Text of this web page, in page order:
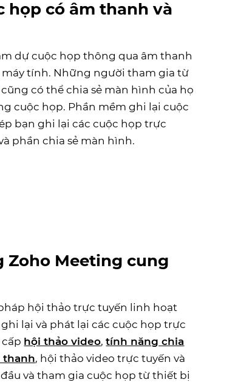
họp có âm thanh và
dự cuộc họp thông qua âm thanh
tính. Những người tham gia từ
cũng có thể chia sẻ màn hình của họ
cuộc họp. Phần mềm ghi lại cuộc
bạn ghi lại các cuộc họp trực
phần chia sẻ màn hình.
Zoho Meeting cung
hội thảo trực tuyến linh hoạt
lại và phát lại các cuộc họp trực
hội thảo video,tính năng chia
thanh, hội thảo video trực tuyến và
và tham gia cuộc họp từ thiết bị